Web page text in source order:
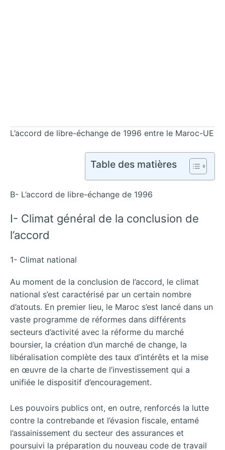
L’accord de libre-échange de 1996 entre le Maroc-UE
Table des matières
B- L’accord de libre-échange de 1996
I- Climat général de la conclusion de
l’accord
1- Climat national
Au moment de la conclusion de l’accord, le climat
national s’est caractérisé par un certain nombre
d’atouts. En premier lieu, le Maroc s’est lancé dans un
vaste programme de réformes dans différents
secteurs d’activité avec la réforme du marché
boursier, la création d’un marché de change, la
libéralisation complète des taux d’intérêts et la mise
en œuvre de la charte de l’investissement qui a
unifiée le dispositif d’encouragement.
Les pouvoirs publics ont, en outre, renforcés la lutte
contre la contrebande et l’évasion fiscale, entamé
l’assainissement du secteur des assurances et
poursuivi la préparation du nouveau code de travail